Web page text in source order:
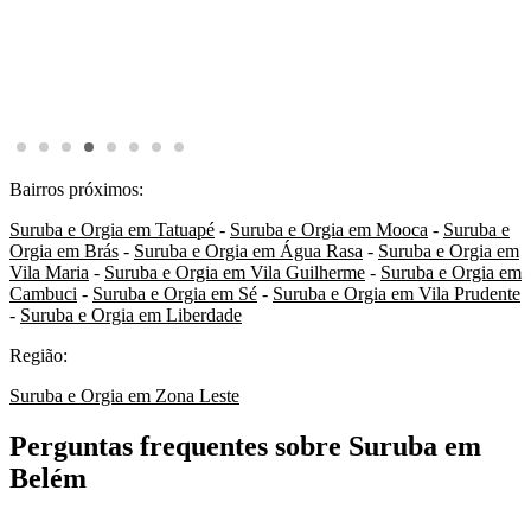
Bairros próximos:
Suruba e Orgia em Tatuapé - Suruba e Orgia em Mooca - Suruba e
Orgia em Brás - Suruba e Orgia em Água Rasa - Suruba e Orgia em
Vila Maria - Suruba e Orgia em Vila Guilherme - Suruba e Orgia em
Cambuci - Suruba e Orgia em Sé - Suruba e Orgia em Vila Prudente
- Suruba e Orgia em Liberdade
Região:
Suruba e Orgia em Zona Leste
Perguntas frequentes sobre Suruba em
Belém